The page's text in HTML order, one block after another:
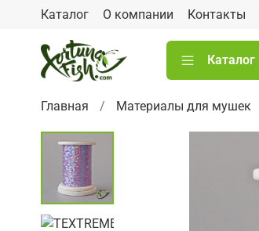
Каталог О компании Контакты
Каталог
Главная Материалы для мушек